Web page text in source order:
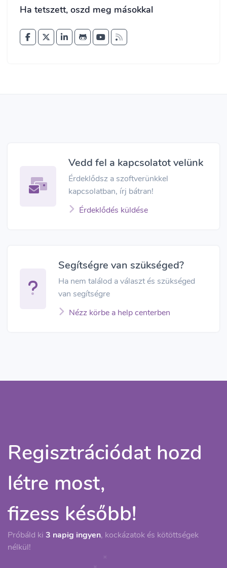
Ha tetszett, oszd meg másokkal
Vedd fel a kapcsolatot velünk
Érdeklődsz a szoftverünkkel
kapcsolatban, írj bátran!
Érdeklődés küldése
Segítségre van szükséged?
Ha nem találod a választ és szükséged
van segítségre
Nézz körbe a help centerben
Regisztrációdat hozd
létre most,
fizess később!
Próbáld ki 3 napig ingyen, kockázatok és kötöttségek
nélkül!